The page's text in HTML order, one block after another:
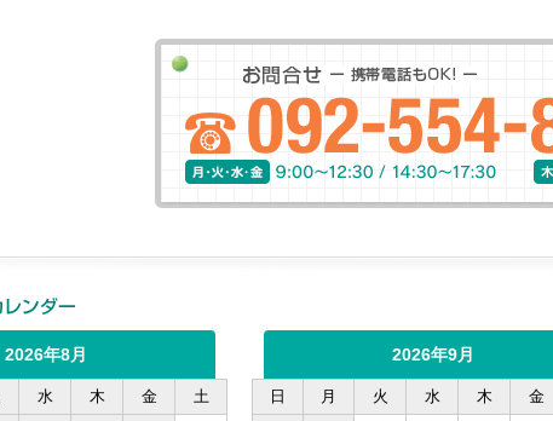
お問合せ
2026年8月
水 木 金
土
2026年9月
日 月 火 水 木 金